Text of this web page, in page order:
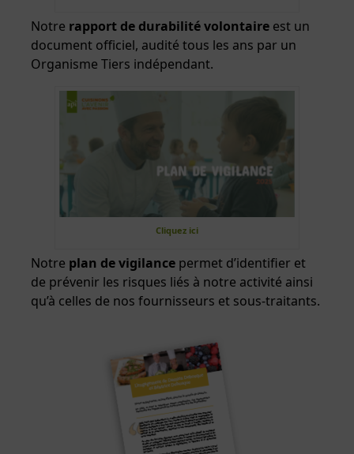
Notre rapport de durabilité volontaire est un
document officiel, audité tous les ans par un
Organisme Tiers indépendant.
Cliquez ici
Notre plan de vigilance permet d’identifier et
de prévenir les risques liés à notre activité ainsi
qu’à celles de nos fournisseurs et sous-traitants.